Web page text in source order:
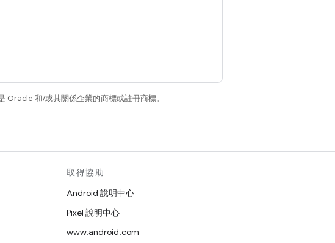
Oracle 和/或其關係企業的商標或註冊商標。
取得協助
Android 說明中心
Pixel 說明中心
www.android.com